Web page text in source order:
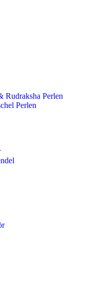
Rudraksha Perlen
Perlen